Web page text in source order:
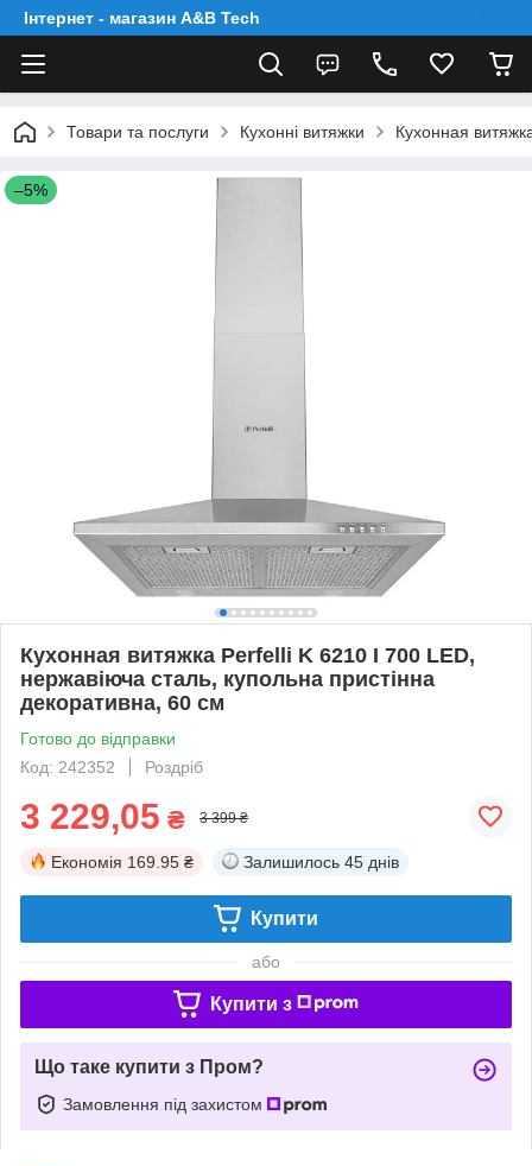
Інтернет - магазин A&B Tech
Товари та послуги Кухонні витяжки Кухонная
–5%
Кухонная витяжка Perfelli K 6210 I 700 LED,
нержавіюча сталь, купольна пристінна
декоративна, 60 см
Готово до відправки
Код: 242352
Роздріб
3 229,05 ₴ 3 399 ₴
Економія 169.95 ₴ Залишилось 45 днів
Купити
або
Купити з
Що таке купити з Пром?
Замовлення під захистом